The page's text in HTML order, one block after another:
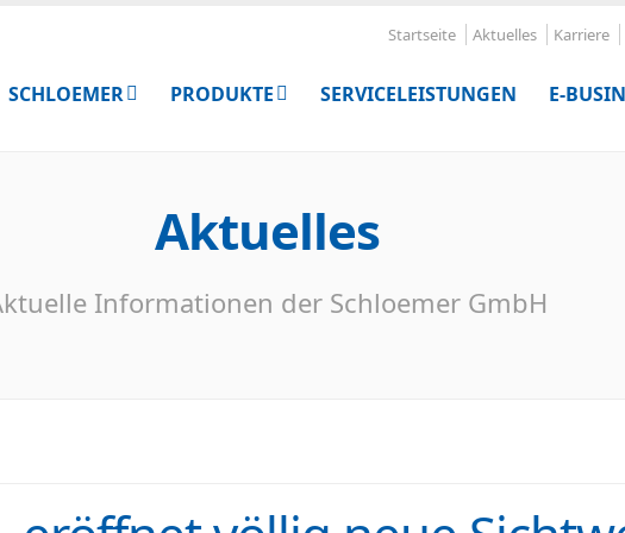
Startseite Aktuelles Karriere
SCHLOEMER PRODUKTE SERVICELEISTUNGEN E-
Aktuelles
Informationen der Schloemer GmbH